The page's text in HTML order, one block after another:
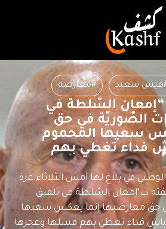
سعيد #معارضة
السّلطة في
الصّوريّة في حق
سعيها المحموم
فداء تغطي بهم
في بلاغ لها أمس الثلاثاء غرة
أن ما وصفته ب"إمعان السّلطة في تلفيق
حق معارضيها إنما يعكس سعيها
فداء تغطي بهم فشلها وعجزها